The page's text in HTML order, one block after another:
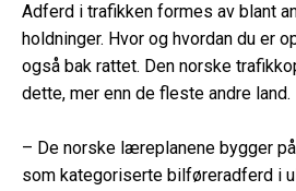
Adferd i trafikken formes av blant
holdninger. Hvor og hvordan du er
også bak rattet. Den norske
dette, mer enn de fleste andre land.
– De norske læreplanene bygger
som kategoriserte bilføreradferd i